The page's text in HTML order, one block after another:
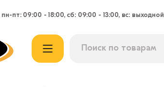
пн-пт: 09:00 - 18:00, сб: 09:00 - 13:00, вс: выходной